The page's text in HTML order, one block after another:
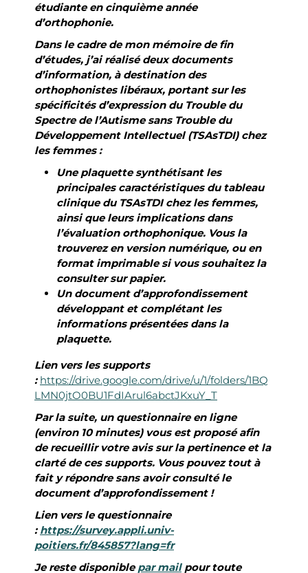
étudiante en cinquième année
d’orthophonie.
Dans le cadre de mon mémoire de fin
d’études, j’ai réalisé deux documents
d’information, à destination des
orthophonistes libéraux, portant sur les
spécificités d’expression du Trouble du
Spectre de l’Autisme sans Trouble du
Développement Intellectuel (TSAsTDI) chez
les femmes :
Une plaquette synthétisant les
principales caractéristiques du tableau
clinique du TSAsTDI chez les femmes,
ainsi que leurs implications dans
l’évaluation orthophonique. Vous la
trouverez en version numérique, ou en
format imprimable si vous souhaitez la
consulter sur papier.
Un document d’approfondissement
développant et complétant les
informations présentées dans la
plaquette.
Lien vers les supports
: https://drive.google.com/drive/u/1/folders/1BQ
LMN0jtO0BU1FdIArul6abctJKxuY_T
Par la suite, un questionnaire en ligne
(environ 10 minutes) vous est proposé afin
de recueillir votre avis sur la pertinence et la
clarté de ces supports. Vous pouvez tout à
fait y répondre sans avoir consulté le
document d’approfondissement !
Lien vers le questionnaire
: https://survey.appli.univ-
poitiers.fr/845857?lang=fr
Je reste disponiblepar mailpour toute